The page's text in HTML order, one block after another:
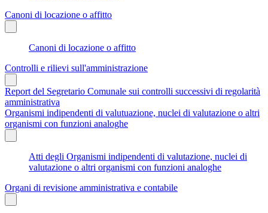
Canoni di locazione o affitto
Canoni di locazione o affitto
Controlli e rilievi sull'amministrazione
Report del Segretario Comunale sui controlli successivi di regolarità
amministrativa
Organismi indipendenti di valutuazione, nuclei di valutazione o altri
organismi con funzioni analoghe
Atti degli Organismi indipendenti di valutazione, nuclei di
valutazione o altri organismi con funzioni analoghe
Organi di revisione amministrativa e contabile